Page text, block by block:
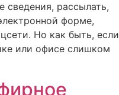
сведения, рассылать,
форме,
Но как быть, если
или офисе слишком